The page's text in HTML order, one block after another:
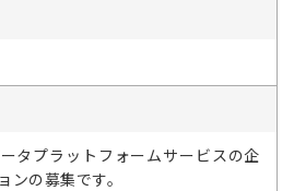
タプラットフォームサービスの企
ンの募集です。